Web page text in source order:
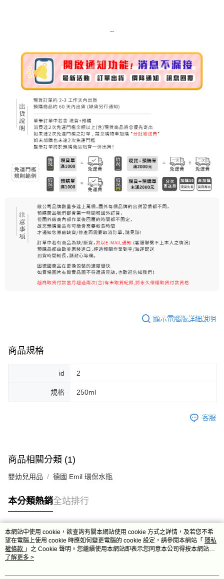
全家取貨付款
每筆NT$80，滿NT$999(含以上)免運費
每筆NT$80，滿NT$999(含以上)免運費
7-11取貨付款
每筆NT$80，滿NT$999(含以上)免運費
7-11純取貨 (先付款
每筆NT$80，滿NT$999(含以上)免運費
每筆NT$100，滿NT$999(含以上)免運費
離島宅配（澎湖、金門、馬祖、小琉球）
每筆NT$250，滿NT$3,000(含以上)免運費
付款後門市自取
--
顯示電腦版詳細說明
商品規格
id 2
規格 250ml
客服
商品相關分類 (1)
嬰幼兒用品 德國 Emil 環保水瓶
本分類熱銷全站排行
熱門標籤
本網站中使用 cookie，欲查詢有關本網站使用 cookie 方式之詳情，及若您不希
望在電腦上使用 cookie 時應如何變更電腦的 cookie 設定，請參閱本網站「 隱私
權條款 」之 Cookie 聲明。您繼續使用本網站即表示您同意本公司得按本網站使
用條款之 Cookie 聲明使用 cookie。
了解更多 >